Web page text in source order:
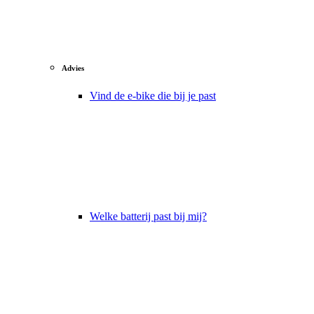
Advies
Vind de e-bike die bij je past
Welke batterij past bij mij?